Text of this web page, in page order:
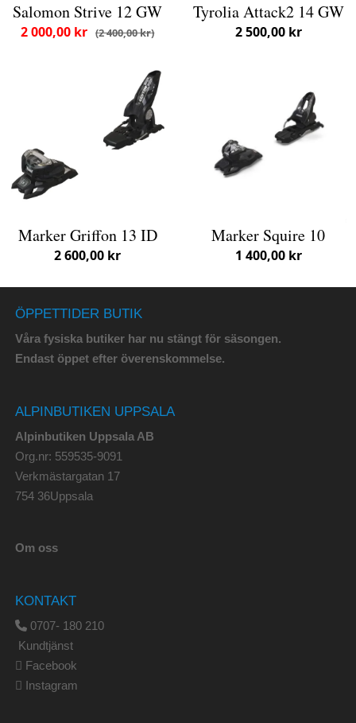
Salomon Strive 12 GW
2 400,00 kr
2 000,00 kr
Tyrolia Attack2 14 GW
2 500,00 kr
Marker Griffon 13 ID
2 600,00 kr
Marker Squire 10
1 400,00 kr
ÖPPETTIDER BUTIK
Våra fysiska butiker har nu stängt för säsongen.
Endast öppet efter överenskommelse.
ALPINBUTIKEN UPPSALA
Alpinbutiken Uppsala AB
Org.nr: 559535-9091
Verkmästargatan 17
754 36Uppsala
Om oss
KONTAKT
0707- 180 210
Kundtjänst
Facebook
Instagram